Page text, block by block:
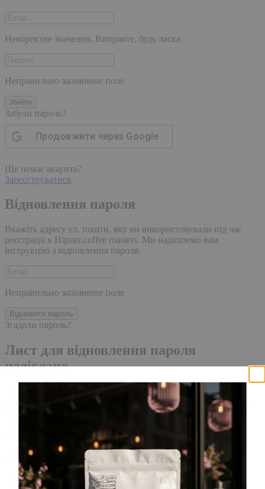
Некоректне значення. Виправте, будь ласка
Неправильно заповнене поле
Увійти
Забули пароль?
Продовжити через Google
Ще немає акаунта?
Зареєструватися
Відновлення пароля
Вкажіть адресу ел. пошти, яку ви використовували під час
реєстрації в Hipster.coffee roasters. Ми надішлемо вам
інструкцію з відновлення пароля.
Неправильно заповнене поле
Відновити пароль
Згадали пароль?
Лист для відновлення пароля
надіслано.
Лист із посиланням для скидання пароля було надіслано на
адресу електронної пошти, прив'язану до вашого облікового
запису, доставка повідомлення може зайняти кілька хвилин.
Будь ласка, зачекайте щонайменше 10 хвилин, перш ніж
ініціювати ще один запит.
Акаунт створено
Для завершення реєстрації, перейдіть за посиланням у листі,